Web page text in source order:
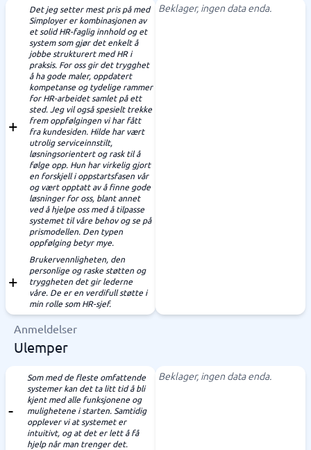
Det jeg setter mest pris på med
Simployer er kombinasjonen av
et solid HR-faglig innhold og et
system som gjør det enkelt å
jobbe strukturert med HR i
praksis. For oss gir det trygghet
å ha gode maler, oppdatert
kompetanse og tydelige rammer
for HR-arbeidet samlet på ett
sted. Jeg vil også spesielt trekke
frem oppfølgingen vi har fått
fra kundesiden. Hilde har vært
utrolig serviceinnstilt,
løsningsorientert og rask til å
følge opp. Hun har virkelig gjort
en forskjell i oppstartsfasen vår
og vært opptatt av å finne gode
løsninger for oss, blant annet
ved å hjelpe oss med å tilpasse
systemet til våre behov og se på
prismodellen. Den typen
oppfølging betyr mye.
Brukervennligheten, den
personlige og raske støtten og
tryggheten det gir lederne
våre. De er en verdifull støtte i
min rolle som HR-sjef.
Beklager, ingen data enda.
Anmeldelser
Ulemper
Som med de fleste omfattende
systemer kan det ta litt tid å bli
kjent med alle funksjonene og
mulighetene i starten. Samtidig
opplever vi at systemet er
intuitivt, og at det er lett å få
hjelp når man trenger det.
Beklager, ingen data enda.